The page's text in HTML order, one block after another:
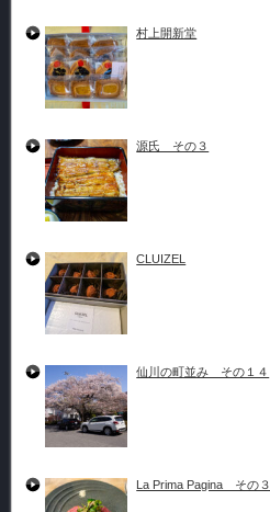
村上開新堂
源氏 その３
CLUIZEL
仙川の町並み その１４
La Prima Pagina その３